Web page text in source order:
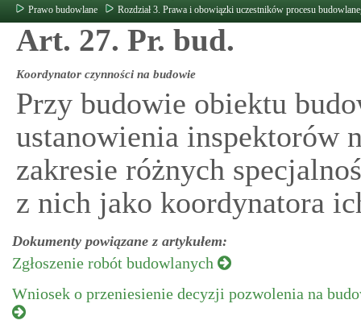
Prawo budowlane
Rozdział 3. Prawa i obowiązki uczestników procesu
Art. 27. Pr. bud.
Koordynator czynności na budowie
Przy budowie obiektu
ustanowienia inspektorów
zakresie różnych
z nich jako koordynatora
Dokumenty powiązane z artykułem:
Zgłoszenie robót budowlanych
Wniosek o przeniesienie decyzji pozwolenia na